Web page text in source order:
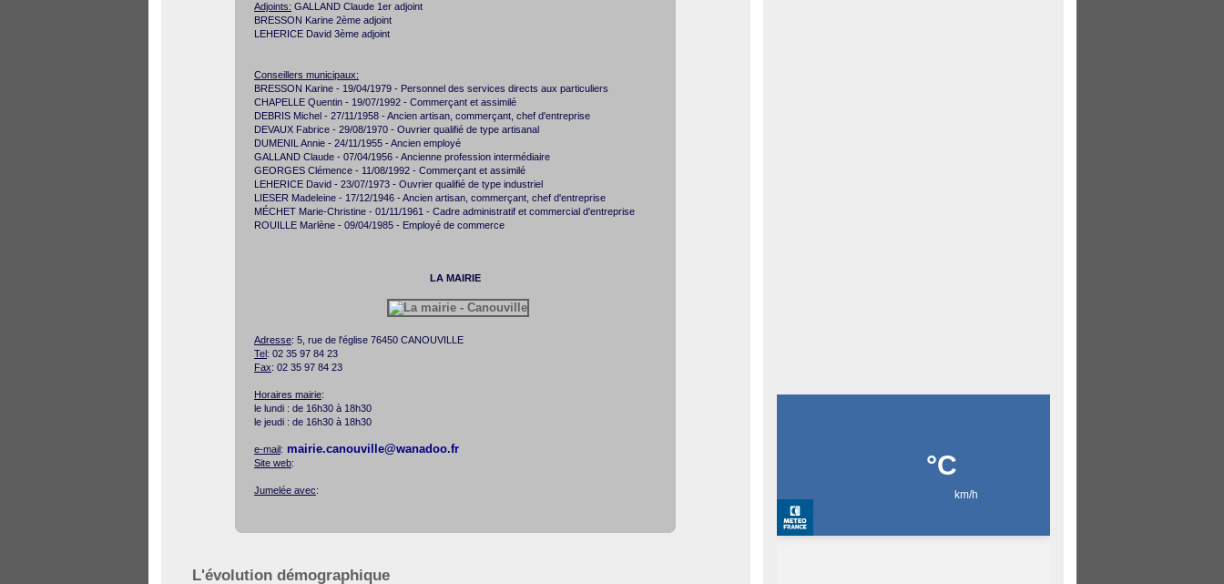
Adjoints: GALLAND Claude 1er adjoint
BRESSON Karine 2ème adjoint
LEHERICE David 3ème adjoint
Conseillers municipaux:
BRESSON Karine - 19/04/1979 - Personnel des services directs aux particuliers
CHAPELLE Quentin - 19/07/1992 - Commerçant et assimilé
DEBRIS Michel - 27/11/1958 - Ancien artisan, commerçant, chef d'entreprise
DEVAUX Fabrice - 29/08/1970 - Ouvrier qualifié de type artisanal
DUMENIL Annie - 24/11/1955 - Ancien employé
GALLAND Claude - 07/04/1956 - Ancienne profession intermédiaire
GEORGES Clémence - 11/08/1992 - Commerçant et assimilé
LEHERICE David - 23/07/1973 - Ouvrier qualifié de type industriel
LIESER Madeleine - 17/12/1946 - Ancien artisan, commerçant, chef d'entreprise
MÉCHET Marie-Christine - 01/11/1961 - Cadre administratif et commercial d'entreprise
ROUILLE Marlène - 09/04/1985 - Employé de commerce
LA MAIRIE
Adresse: 5, rue de l'église 76450 CANOUVILLE
Tel: 02 35 97 84 23
Fax: 02 35 97 84 23
Horaires mairie:
le lundi : de 16h30 à 18h30
le jeudi : de 16h30 à 18h30
e-mail: mairie.canouville@wanadoo.fr
Site web:
Jumelée avec:
L'évolution démographique